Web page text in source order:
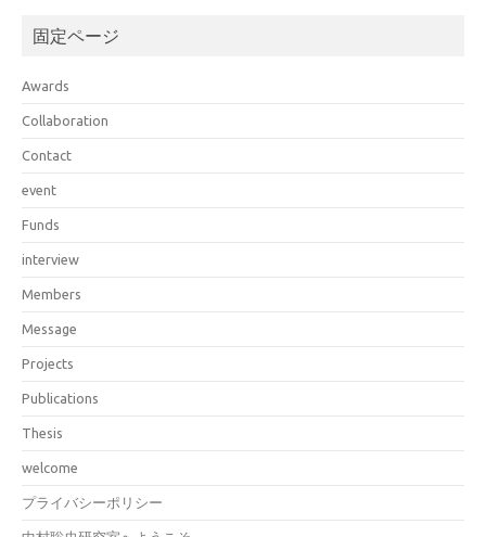
固定ページ
Awards
Collaboration
Contact
event
Funds
interview
Members
Message
Projects
Publications
Thesis
welcome
プライバシーポリシー